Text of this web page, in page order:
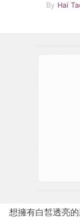
By Hai
想擁有白皙透亮